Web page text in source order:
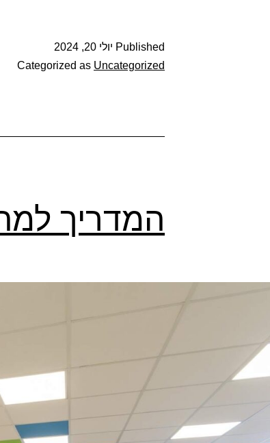
Published יולי 20, 2024
Categorized as Uncategorized
המדריך